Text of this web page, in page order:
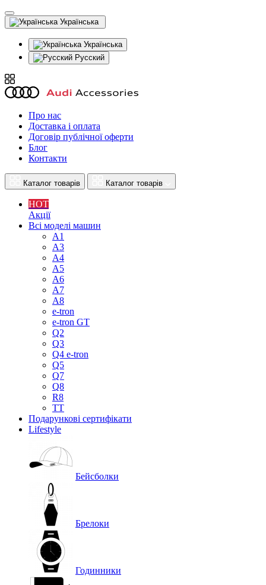
Українська
Українська
Русский
Про нас
Доставка і оплата
Договір публічної оферти
Блог
Контакти
Каталог товарів Каталог товарів
HOT
Акції
Всі моделі машин
A1
A3
A4
A5
A6
A7
A8
e-tron
e-tron GT
Q2
Q3
Q4 e-tron
Q5
Q7
Q8
R8
TT
Подарункові сертифікати
Lifestyle
Бейсболки
Брелоки
Годинники